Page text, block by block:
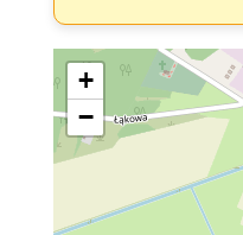
+
−